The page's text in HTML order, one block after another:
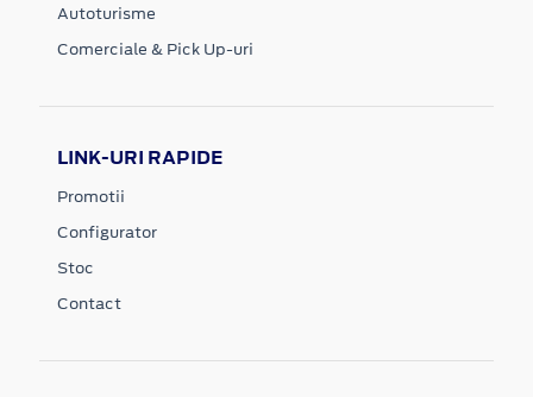
Autoturisme
Comerciale & Pick Up-uri
LINK-URI RAPIDE
Promotii
Configurator
Stoc
Contact